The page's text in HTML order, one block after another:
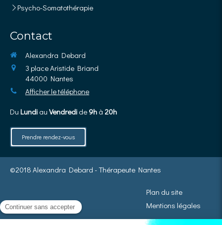
Psycho-Somatothérapie
Contact
Alexandra Debard
3 place Aristide Briand
44000 Nantes
Afficher le téléphone
Du Lundi au Vendredi de 9h à 20h
Prendre rendez-vous
©2018 Alexandra Debard - Thérapeute Nantes
Plan du site
Mentions légales
La Sophrologie ne se substitue pas à un avis médical, ni à aucun traitement